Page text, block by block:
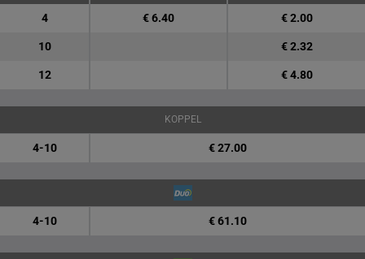
4 € 6.40 € 2.00
10 € 2.32
12 € 4.80
KOPPEL
4-10 € 27.00
4-10 € 61.10